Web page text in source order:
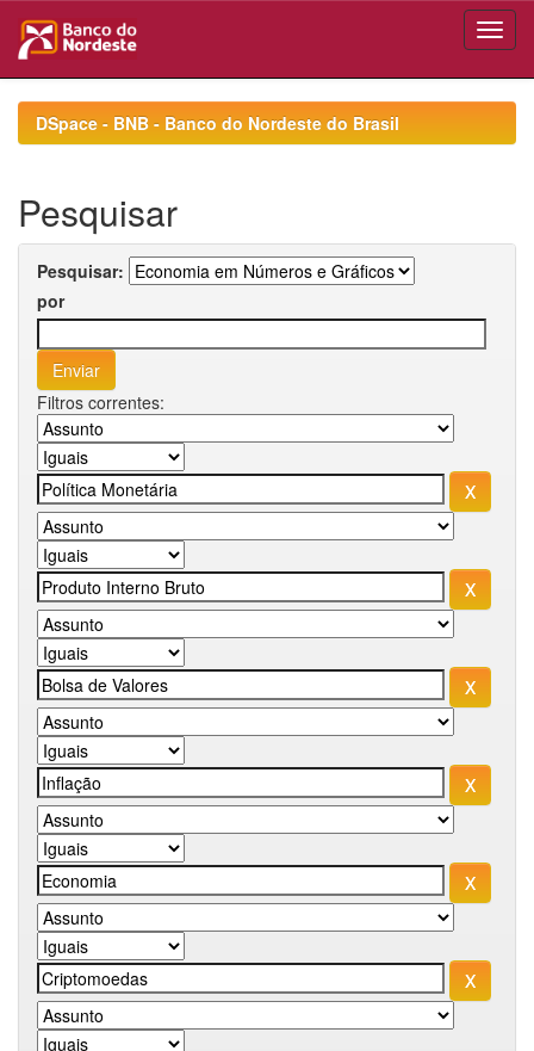
navigationDSpace - BNB - Banco do Nordeste do Brasil
Pesquisar
Pesquisar:
por
Filtros correntes: